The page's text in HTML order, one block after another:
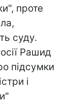
проте
суду.
Рашид
підсумки
і